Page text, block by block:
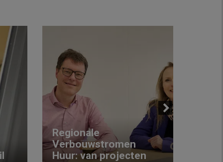
Regionale
Verbouwstromen
Huur: van projecten
Next